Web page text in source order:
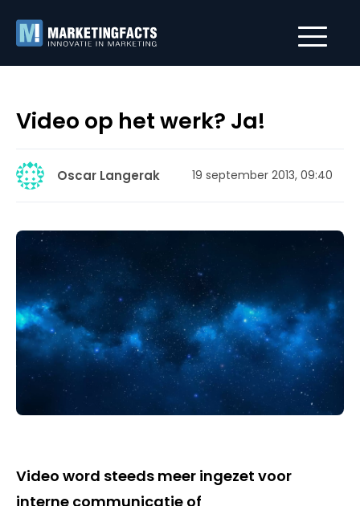
Video op het werk? Ja!
Oscar Langerak 19 september 2013, 09:40
Video word steeds meer ingezet voor
interne communicatie of